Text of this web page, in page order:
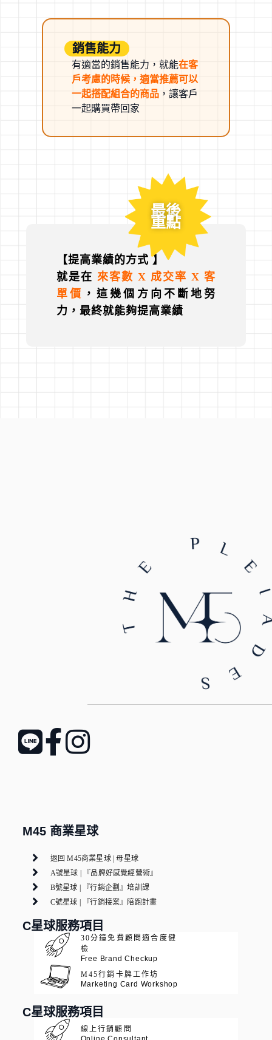
銷售能力
有適當的銷售能力，就能在客
戶考慮的時候，適當推薦可以
一起搭配組合的商品，讓客戶
一起購買帶回家
最後
重點
【提高業績的方式 】
就是在 來客數 X 成交率 X 客
單價 ，這幾個方向不斷地努
力，最終就能夠提高業績
M45 商業星球
返回 M45商業星球 | 母星球
A號星球 | 『品牌好感覺經營術』
B號星球 | 『行銷企劃』培訓課
C號星球 | 『行銷接案』陪跑計畫
C星球服務項目
30分鐘免費顧問適合度健
檢
Free Brand Checkup
M45行銷卡牌工作坊
Marketing Card Workshop
C星球服務項目
線上行銷顧問